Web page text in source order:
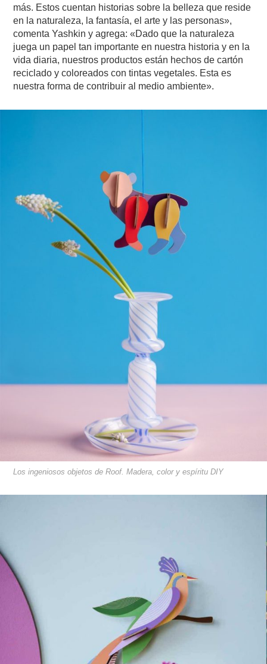
más. Estos cuentan historias sobre la belleza que reside
en la naturaleza, la fantasía, el arte y las personas»,
comenta Yashkin y agrega: «Dado que la naturaleza
juega un papel tan importante en nuestra historia y en la
vida diaria, nuestros productos están hechos de cartón
reciclado y coloreados con tintas vegetales. Esta es
nuestra forma de contribuir al medio ambiente».
Los ingeniosos objetos de Roof. Madera, color y espíritu DIY